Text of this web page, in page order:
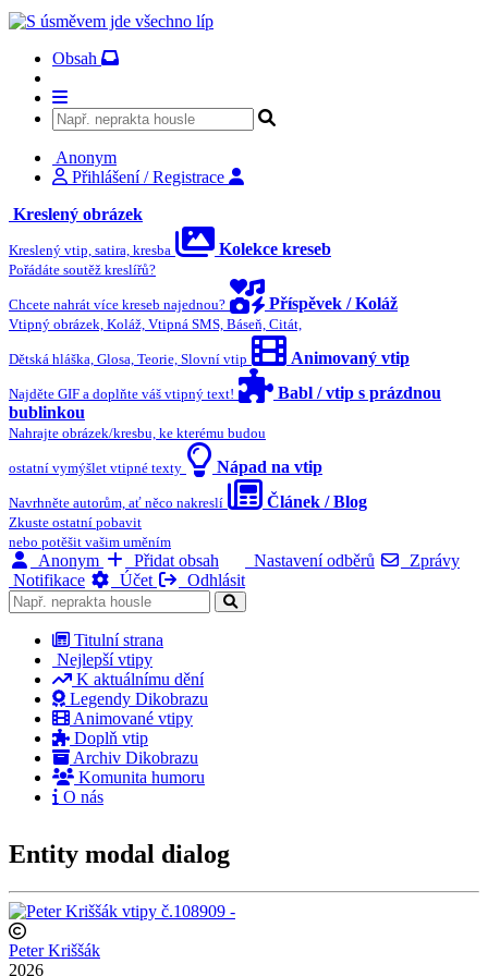
Obsah
Anonym
Přihlášení / Registrace
Kreslený obrázek
Kreslený vtip, satira, kresba Kolekce kreseb
Pořádáte soutěž kreslířů?
Chcete nahrát více kreseb najednou? Příspěvek / Koláž
Vtipný obrázek, Koláž, Vtipná SMS, Báseň, Citát,
Dětská hláška, Glosa, Teorie, Slovní vtip Animovaný vtip
Najděte GIF a doplňte váš vtipný text!
Babl / vtip s prázdnou
bublinkou
Nahrajte obrázek/kresbu, ke kterému budou
ostatní vymýšlet vtipné texty Nápad na vtip
Navrhněte autorům, ať něco nakreslí Článek / Blog
Zkuste ostatní pobavit
nebo potěšit vašim uměním
Anonym Přidat obsah Nastavení odběrů
Zprávy
Notifikace
Účet Odhlásit
Titulní strana
Nejlepší vtipy
K aktuálnímu dění
Legendy Dikobrazu
Animované vtipy
Doplň vtip
Archiv Dikobrazu
Komunita humoru
O nás
Entity modal dialog
Peter Kriššák
2026